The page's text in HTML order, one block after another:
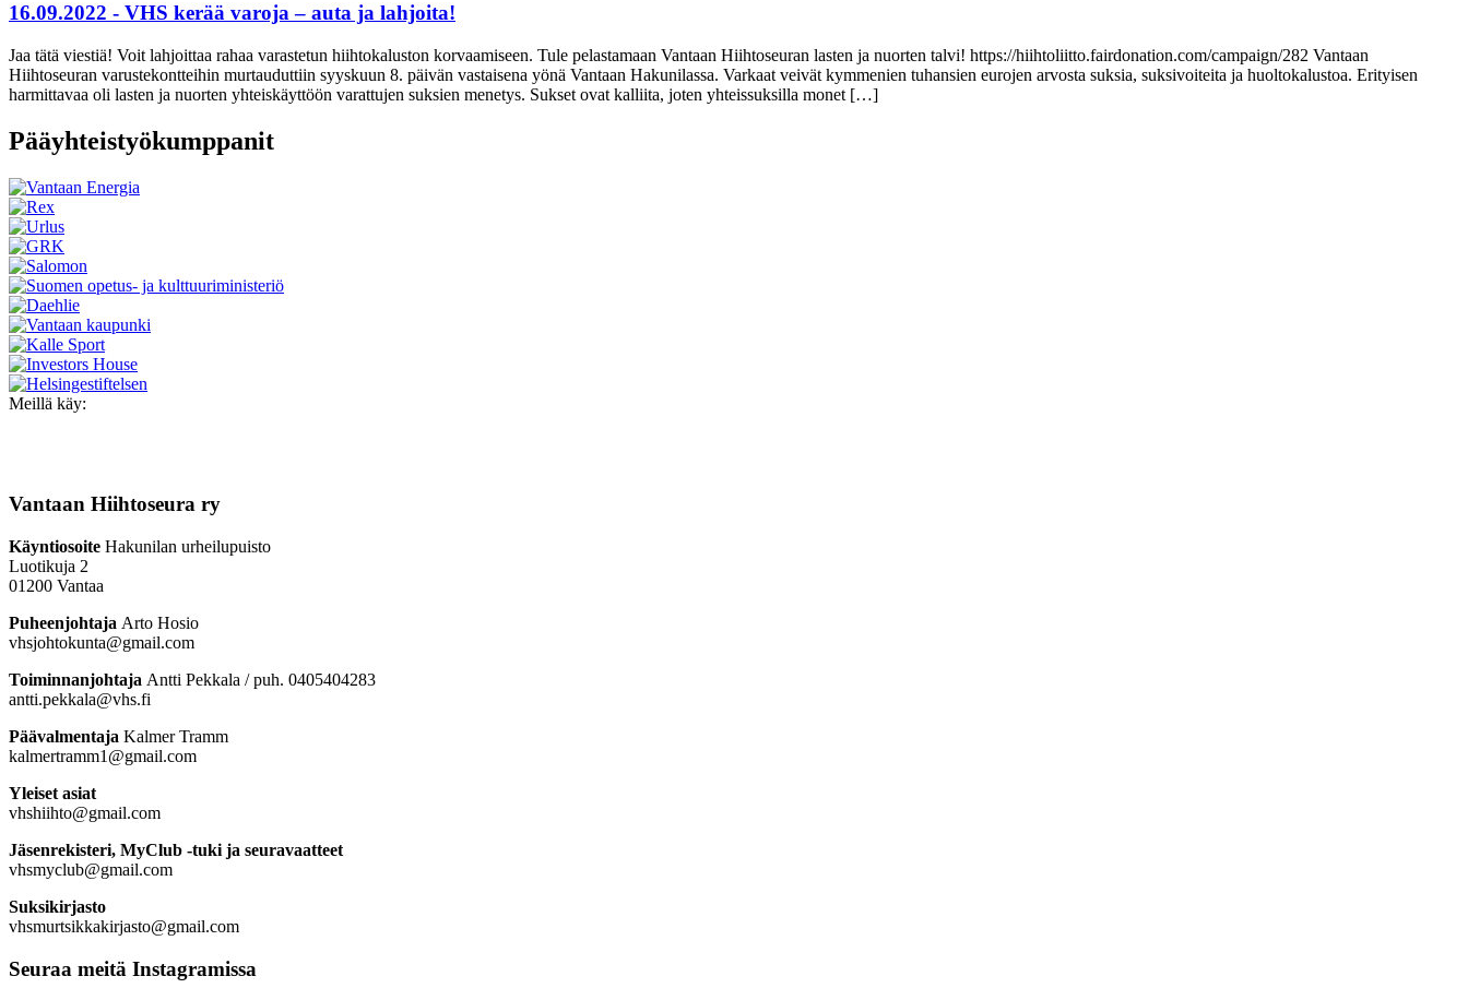
16.09.2022 - VHS kerää varoja – auta ja lahjoita!
Jaa tätä viestiä! Voit lahjoittaa rahaa varastetun hiihtokaluston korvaamiseen. Tule pelastamaan Vantaan Hiihtoseuran lasten ja nuorten talvi! https://hiihtoliitto.fairdonation.com/campaign/282 Vantaan
Hiihtoseuran varustekontteihin murtauduttiin syyskuun 8. päivän vastaisena yönä Vantaan Hakunilassa. Varkaat veivät kymmenien tuhansien eurojen arvosta suksia, suksivoiteita ja huoltokalustoa. Erityisen
harmittavaa oli lasten ja nuorten yhteiskäyttöön varattujen suksien menetys. Sukset ovat kalliita, joten yhteissuksilla monet […]
Pääyhteistyökumppanit
Meillä käy:
Vantaan Hiihtoseura ry
Käyntiosoite Hakunilan urheilupuisto
Luotikuja 2
01200 Vantaa
Puheenjohtaja Arto Hosio
vhsjohtokunta@gmail.com
Toiminnanjohtaja Antti Pekkala / puh. 0405404283
antti.pekkala@vhs.fi
Päävalmentaja Kalmer Tramm
kalmertramm1@gmail.com
Yleiset asiat
vhshiihto@gmail.com
Jäsenrekisteri, MyClub -tuki ja seuravaatteet
vhsmyclub@gmail.com
Suksikirjasto
vhsmurtsikkakirjasto@gmail.com
Seuraa meitä Instagramissa